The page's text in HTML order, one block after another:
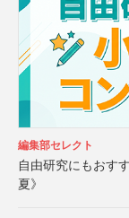
編集部セレクト
自由研究にもおす
夏》